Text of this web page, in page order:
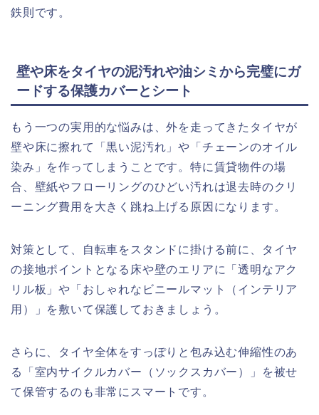
鉄則です。
壁や床をタイヤの泥汚れや油シミから完璧にガ
ードする保護カバーとシート
もう一つの実用的な悩みは、外を走ってきたタイヤが
壁や床に擦れて「黒い泥汚れ」や「チェーンのオイル
染み」を作ってしまうことです。特に賃貸物件の場
合、壁紙やフローリングのひどい汚れは退去時のクリ
ーニング費用を大きく跳ね上げる原因になります。
対策として、自転車をスタンドに掛ける前に、タイヤ
の接地ポイントとなる床や壁のエリアに「透明なアク
リル板」や「おしゃれなビニールマット（インテリア
用）」を敷いて保護しておきましょう。
さらに、タイヤ全体をすっぽりと包み込む伸縮性のあ
る「室内サイクルカバー（ソックスカバー）」を被せ
て保管するのも非常にスマートです。